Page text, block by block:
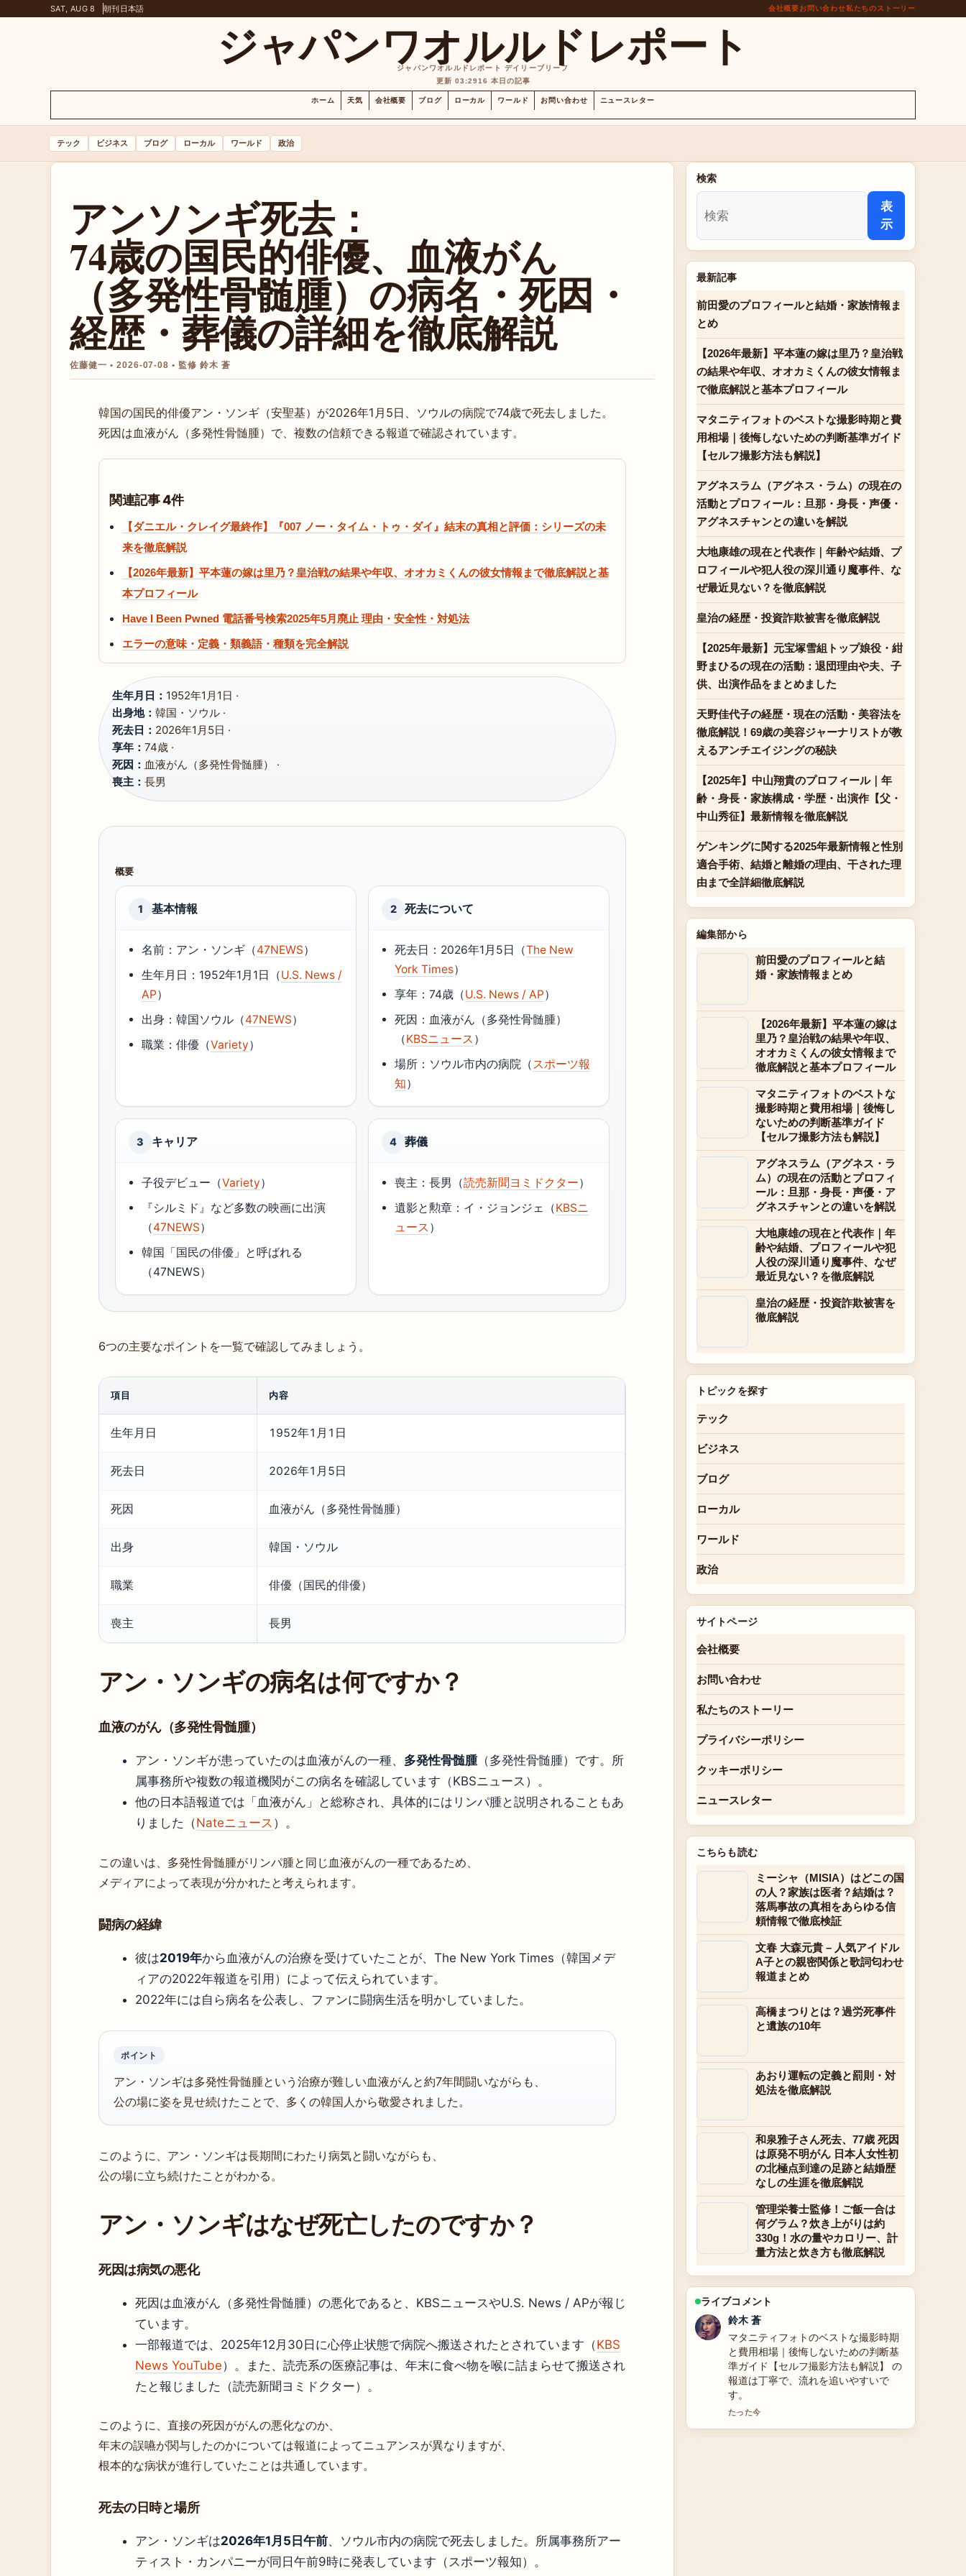
SAT, AUG 8 朝刊 日本語 会社概要お問い合わせ私たちのストーリー
ジャパンワオルルドレポート
ジャパンワオルルドレポート デイリーブリーフ
更新 03:2916 本日の記事
ホーム 天気 会社概要 ブログ ローカル ワールド お問い合わせ ニュースレター
テック ビジネス ブログ ローカル ワールド 政治
アンソンギ死去：
74歳の国民的俳優、血液がん
（多発性骨髄腫）の病名・死因・
経歴・葬儀の詳細を徹底解説
佐藤健一 • 2026-07-08 • 監修 鈴木 蒼
韓国の国民的俳優アン・ソンギ（安聖基）が2026年1月5日、ソウルの病院で74歳で死去しました。
死因は血液がん（多発性骨髄腫）で、複数の信頼できる報道で確認されています。
関連記事 4件
【ダニエル・クレイグ最終作】『007 ノー・タイム・トゥ・ダイ』結末の真相と評価：シリーズの未
来を徹底解説
【2026年最新】平本蓮の嫁は里乃？皇治戦の結果や年収、オオカミくんの彼女情報まで徹底解説と基
本プロフィール
Have I Been Pwned 電話番号検索2025年5月廃止 理由・安全性・対処法
エラーの意味・定義・類義語・種類を完全解説
生年月日： 1952年1月1日 ·
出身地： 韓国・ソウル ·
死去日： 2026年1月5日 ·
享年： 74歳 ·
死因： 血液がん（多発性骨髄腫） ·
喪主： 長男
概要
1 基本情報
名前：アン・ソンギ（47NEWS）
生年月日：1952年1月1日（U.S. News /
AP）
出身：韓国ソウル（47NEWS）
職業：俳優（Variety）
2 死去について
死去日：2026年1月5日（The New
York Times）
享年：74歳（U.S. News / AP）
死因：血液がん（多発性骨髄腫）
（KBSニュース ）
場所：ソウル市内の病院（スポーツ報
知）
3 キャリア
子役デビュー（Variety）
『シルミド』など多数の映画に出演
（47NEWS）
韓国「国民の俳優」と呼ばれる
（47NEWS）
4 葬儀
喪主：長男（読売新聞ヨミドクター）
遺影と勲章：イ・ジョンジェ（KBSニ
ュース ）
6つの主要なポイントを一覧で確認してみましょう。
項目 内容
生年月日 1952年1月1日
死去日 2026年1月5日
死因 血液がん（多発性骨髄腫）
出身 韓国・ソウル
職業 俳優（国民的俳優）
喪主 長男
アン・ソンギの病名は何ですか？
血液のがん（多発性骨髄腫）
アン・ソンギが患っていたのは血液がんの一種、 多発性骨髄腫（多発性骨髄腫）です。所
属事務所や複数の報道機関がこの病名を確認しています（KBSニュース）。
他の日本語報道では「血液がん」と総称され、具体的にはリンパ腫と説明されることもあ
りました（Nateニュース ）。
この違いは、多発性骨髄腫がリンパ腫と同じ血液がんの一種であるため、
メディアによって表現が分かれたと考えられます。
闘病の経緯
彼は2019年から血液がんの治療を受けていたことが、The New York Times（韓国メデ
ィアの2022年報道を引用）によって伝えられています。
2022年には自ら病名を公表し、ファンに闘病生活を明かしていました。
ポイント
アン・ソンギは多発性骨髄腫という治療が難しい血液がんと約7年間闘いながらも、
公の場に姿を見せ続けたことで、多くの韓国人から敬愛されました。
このように、アン・ソンギは長期間にわたり病気と闘いながらも、
公の場に立ち続けたことがわかる。
アン・ソンギはなぜ死亡したのですか？
死因は病気の悪化
死因は血液がん（多発性骨髄腫）の悪化であると、KBSニュースやU.S. News / APが報じ
ています。
一部報道では、2025年12月30日に心停止状態で病院へ搬送されたとされています（KBS
News YouTube）。また、読売系の医療記事は、年末に食べ物を喉に詰まらせて搬送され
たと報じました（読売新聞ヨミドクター）。
このように、直接の死因ががんの悪化なのか、
年末の誤嚥が関与したのかについては報道によってニュアンスが異なりますが、
根本的な病状が進行していたことは共通しています。
死去の日時と場所
アン・ソンギは2026年1月5日午前、ソウル市内の病院で死去しました。所属事務所アー
ティスト・カンパニーが同日午前9時に発表しています（スポーツ報知）。
検索
表
示
最新記事
前田愛のプロフィールと結婚・家族情報ま
とめ
【2026年最新】平本蓮の嫁は里乃？皇治戦
の結果や年収、オオカミくんの彼女情報ま
で徹底解説と基本プロフィール
マタニティフォトのベストな撮影時期と費
用相場｜後悔しないための判断基準ガイド
【セルフ撮影方法も解説】
アグネスラム（アグネス・ラム）の現在の
活動とプロフィール：旦那・身長・声優・
アグネスチャンとの違いを解説
大地康雄の現在と代表作｜年齢や結婚、プ
ロフィールや犯人役の深川通り魔事件、な
ぜ最近見ない？を徹底解説
皇治の経歴・投資詐欺被害を徹底解説
【2025年最新】元宝塚雪組トップ娘役・紺
野まひるの現在の活動：退団理由や夫、子
供、出演作品をまとめました
天野佳代子の経歴・現在の活動・美容法を
徹底解説！69歳の美容ジャーナリストが教
えるアンチエイジングの秘訣
【2025年】中山翔貴のプロフィール｜年
齢・身長・家族構成・学歴・出演作【父・
中山秀征】最新情報を徹底解説
ゲンキングに関する2025年最新情報と性別
適合手術、結婚と離婚の理由、干された理
由まで全詳細徹底解説
編集部から
前田愛のプロフィールと結
婚・家族情報まとめ
【2026年最新】平本蓮の嫁は
里乃？皇治戦の結果や年収、
オオカミくんの彼女情報まで
徹底解説と基本プロフィール
マタニティフォトのベストな
撮影時期と費用相場｜後悔し
ないための判断基準ガイド
【セルフ撮影方法も解説】
アグネスラム（アグネス・ラ
ム）の現在の活動とプロフィ
ール：旦那・身長・声優・ア
グネスチャンとの違いを解説
大地康雄の現在と代表作｜年
齢や結婚、プロフィールや犯
人役の深川通り魔事件、なぜ
最近見ない？を徹底解説
皇治の経歴・投資詐欺被害を
徹底解説
トピックを探す
テック
ビジネス
ブログ
ローカル
ワールド
政治
サイトページ
会社概要
お問い合わせ
私たちのストーリー
プライバシーポリシー
クッキーポリシー
ニュースレター
こちらも読む
ミーシャ（MISIA）はどこの国
の人？家族は医者？結婚は？
落馬事故の真相をあらゆる信
頼情報で徹底検証
文春 大森元貴 – 人気アイドル
A子との親密関係と歌詞匂わせ
報道まとめ
高橋まつりとは？過労死事件
と遺族の10年
あおり運転の定義と罰則・対
処法を徹底解説
和泉雅子さん死去、77歳 死因
は原発不明がん 日本人女性初
の北極点到達の足跡と結婚歴
なしの生涯を徹底解説
管理栄養士監修！ご飯一合は
何グラム？炊き上がりは約
330g！水の量やカロリー、計
量方法と炊き方も徹底解説
ライブコメント
渡辺 結衣
前田愛のプロフィールと結婚・家族情
報まとめ 周辺の検証がしっかりしてい
て安心感があります。
3 分前